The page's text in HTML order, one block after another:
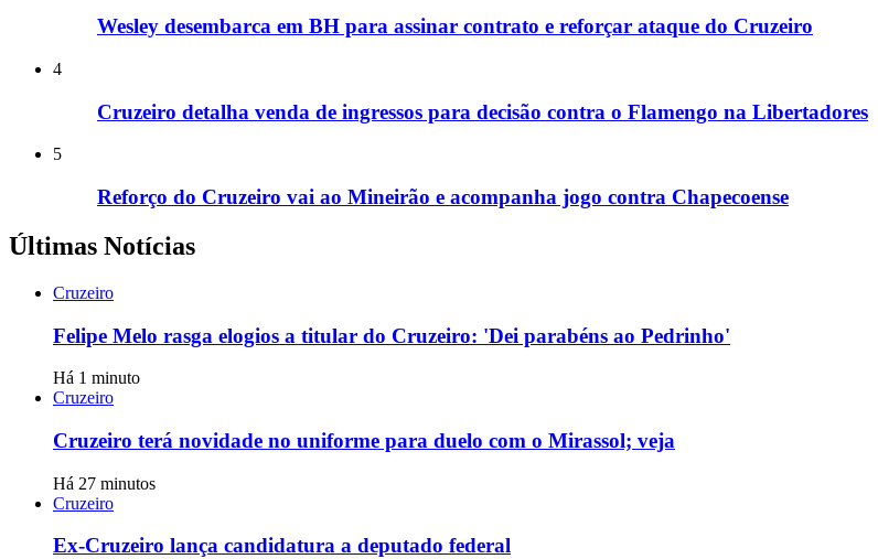
Wesley desembarca em BH para assinar contrato e reforçar ataque do Cruzeiro
4
Cruzeiro detalha venda de ingressos para decisão contra o Flamengo na Libertadores
5
Reforço do Cruzeiro vai ao Mineirão e acompanha jogo contra Chapecoense
Últimas Notícias
Cruzeiro
Felipe Melo rasga elogios a titular do Cruzeiro: 'Dei parabéns ao Pedrinho'
Há 1 minuto
Cruzeiro
Cruzeiro terá novidade no uniforme para duelo com o Mirassol; veja
Há 27 minutos
Cruzeiro
Ex-Cruzeiro lança candidatura a deputado federal